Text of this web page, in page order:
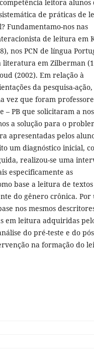
leitora alunos
de práticas de
Fundamentamo-nos nas
de leitura em
nos PCN de língua
literatura em Zilberman
(2002). Em relação à
da pesquisa-ação,
vez que foram
– PB que solicitaram a
a solução para o
apresentadas pelos
um diagnóstico inicial,
realizou-se uma
especificamente as
base a leitura de
do gênero crônica. Por
nos mesmos
em leitura adquiridas
do pré-teste e do
na formação do